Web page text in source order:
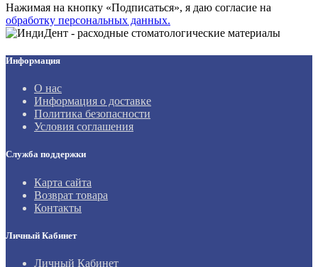
Нажимая на кнопку «Подписаться», я даю cогласие на
обработку персональных данных.
Информация
О нас
Информация о доставке
Политика безопасности
Условия соглашения
Служба поддержки
Карта сайта
Возврат товара
Контакты
Личный Кабинет
Личный Кабинет